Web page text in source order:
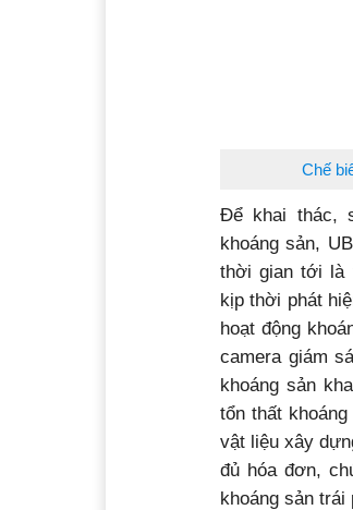
Chế
Để khai thác,
khoáng sản,
thời gian tới là
kịp thời phát
hoạt động
camera giám
khoáng sản
tổn thất
vật liệu xây
đủ hóa đơn,
khoáng sản trái